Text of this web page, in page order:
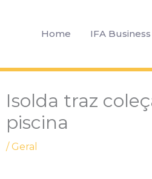
Home IFA Business
Isolda traz
piscina
/ Geral